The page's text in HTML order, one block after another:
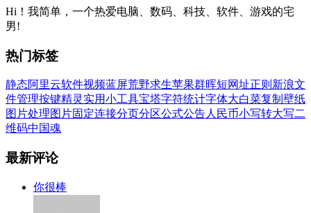
Hi！我简单，一个热爱电脑、数码、科技、软件、游戏的宅
男!
热门标签
静态阿里云软件视频蓝屏荒野求生苹果群晖短网址正则 新浪文
件管理按键精灵 实用小工具宝塔字符统计字体大白菜复制 壁纸
图片处理图片固定连接分页分区公式公告人民币小写转大写二
维码中国魂
最新评论
你很棒